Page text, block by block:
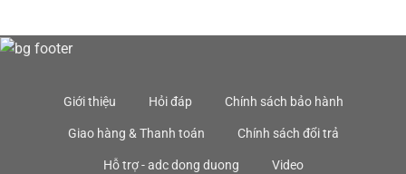
Giới thiệu Hỏi đáp Chính sách bảo hành
Giao hàng & Thanh toán Chính sách đổi trả
Hỗ trợ - adc dong duong Video